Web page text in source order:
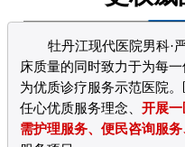
牡丹江现代医院男科·
床质量的同时致力于为每
为优质诊疗服务示范医院
任心优质服务理念、开展
需护理服务、便民咨询服